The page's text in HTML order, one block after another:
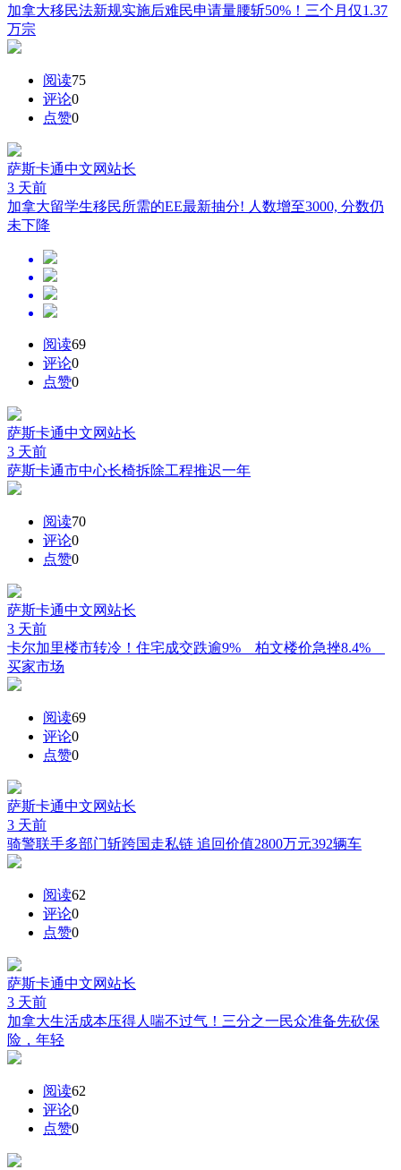
加拿大移民法新规实施后难民申请量腰斩50%！三个月仅1.37
万宗
阅读75
评论0
点赞0
萨斯卡通中文网站长
3 天前
加拿大留学生移民所需的EE最新抽分! 人数增至3000, 分数仍
未下降
阅读69
评论0
点赞0
萨斯卡通中文网站长
3 天前
萨斯卡通市中心长椅拆除工程推迟一年
阅读70
评论0
点赞0
萨斯卡通中文网站长
3 天前
卡尔加里楼市转冷！住宅成交跌逾9% 柏文楼价急挫8.4%
买家市场
阅读69
评论0
点赞0
萨斯卡通中文网站长
3 天前
骑警联手多部门斩跨国走私链 追回价值2800万元392辆车
阅读62
评论0
点赞0
萨斯卡通中文网站长
3 天前
加拿大生活成本压得人喘不过气！三分之一民众准备先砍保
险，年轻
阅读62
评论0
点赞0